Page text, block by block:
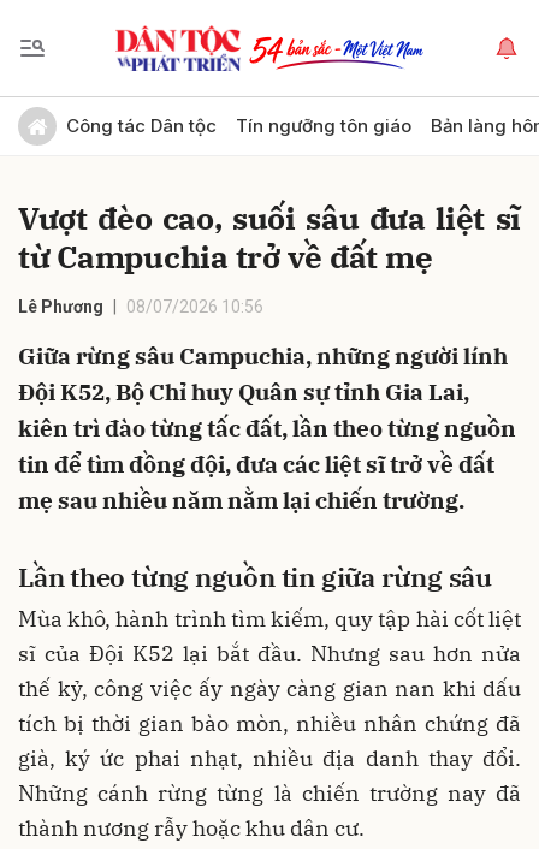
Công tác Dân tộc Tín ngưỡng tôn giáo Bản làng
Vượt đèo cao, suối sâu đưa liệt sĩ
từ Campuchia trở về đất mẹ
Lê Phương 08/07/2026 10:56
Giữa rừng sâu Campuchia, những người lính
Đội K52, Bộ Chỉ huy Quân sự tỉnh Gia Lai,
kiên trì đào từng tấc đất, lần theo từng nguồn
tin để tìm đồng đội, đưa các liệt sĩ trở về đất
mẹ sau nhiều năm nằm lại chiến trường.
Lần theo từng nguồn tin giữa rừng sâu
Mùa khô, hành trình tìm kiếm, quy tập hài cốt liệt
sĩ của Đội K52 lại bắt đầu. Nhưng sau hơn nửa
thế kỷ, công việc ấy ngày càng gian nan khi dấu
tích bị thời gian bào mòn, nhiều nhân chứng đã
già, ký ức phai nhạt, nhiều địa danh thay đổi.
Những cánh rừng từng là chiến trường nay đã
thành nương rẫy hoặc khu dân cư.
Gửi bình luận
Hủy Gửi